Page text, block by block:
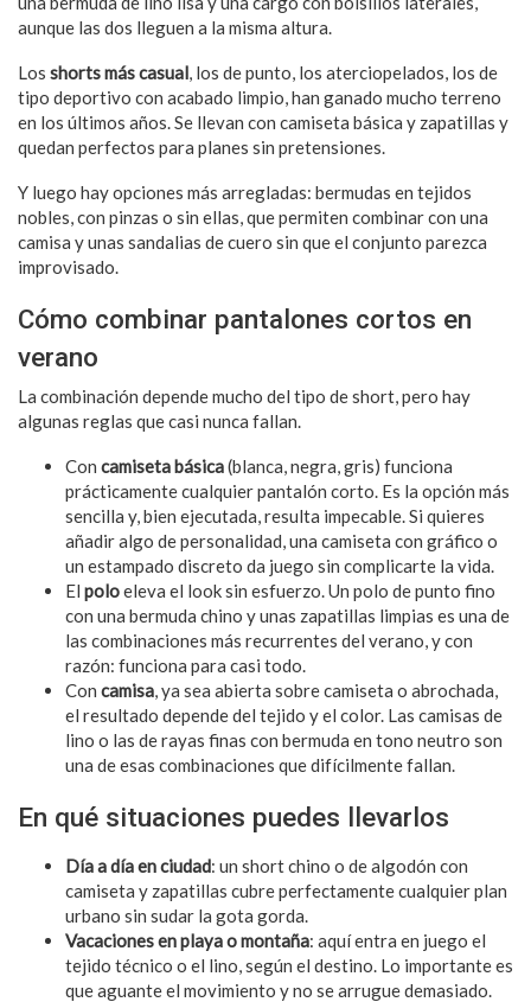
aunque las dos lleguen a la misma altura.
Los shorts más casual, los de punto, los aterciopelados, los de
tipo deportivo con acabado limpio, han ganado mucho terreno
en los últimos años. Se llevan con camiseta básica y zapatillas y
quedan perfectos para planes sin pretensiones.
Y luego hay opciones más arregladas: bermudas en tejidos
nobles, con pinzas o sin ellas, que permiten combinar con una
camisa y unas sandalias de cuero sin que el conjunto parezca
improvisado.
Cómo combinar pantalones cortos en
verano
La combinación depende mucho del tipo de short, pero hay
algunas reglas que casi nunca fallan.
Con camiseta básica(blanca, negra, gris) funciona
prácticamente cualquier pantalón corto. Es la opción más
sencilla y, bien ejecutada, resulta impecable. Si quieres
añadir algo de personalidad, una camiseta con gráfico o
un estampado discreto da juego sin complicarte la vida.
El poloeleva el look sin esfuerzo. Un polo de punto fino
con una bermuda chino y unas zapatillas limpias es una de
las combinaciones más recurrentes del verano, y con
razón: funciona para casi todo.
Con camisa, ya sea abierta sobre camiseta o abrochada,
el resultado depende del tejido y el color. Las camisas de
lino o las de rayas finas con bermuda en tono neutro son
una de esas combinaciones que difícilmente fallan.
En qué situaciones puedes llevarlos
Día a día en ciudad: un short chino o de algodón con
camiseta y zapatillas cubre perfectamente cualquier plan
urbano sin sudar la gota gorda.
Vacaciones en playa o montaña: aquí entra en juego el
tejido técnico o el lino, según el destino. Lo importante es
que aguante el movimiento y no se arrugue demasiado.